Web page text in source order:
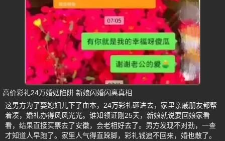
高价彩礼24万婚姻陷阱 新娘闪婚闪离真相
这男方为了娶媳妇儿下了血本，24万彩礼砸进去，家里亲戚朋友都帮
着凑，婚礼办得风风光光。谁知领证刚25天，新娘就说要回娘家看
看，结果直接买票去了安徽，会老相好去了。男方发现不对劲，一查
才知道人早跑了。家里人气得直跺脚，彩礼钱追不回来，婚也散了。